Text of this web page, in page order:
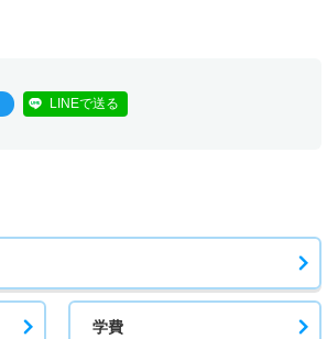
LINEで送る
学費